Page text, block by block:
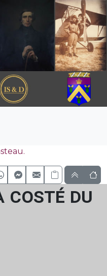
costé du